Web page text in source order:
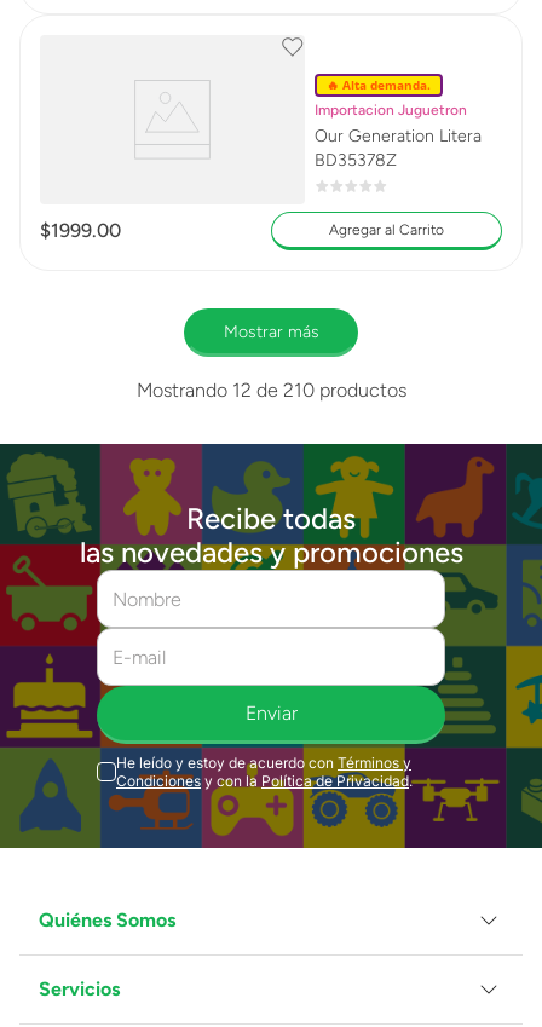
🔥 Alta demanda.
Importacion Juguetron
Our Generation Litera
BD35378Z
$1999.00 Agregar al Carrito
Mostrar más
Mostrando 12 de 210productos
Recibe todas
las novedades y promociones
Enviar
He leído y estoy de acuerdo con Términos y
Condiciones y con la Política de Privacidad.
Quiénes Somos
Grupo Juguetron
Servicios